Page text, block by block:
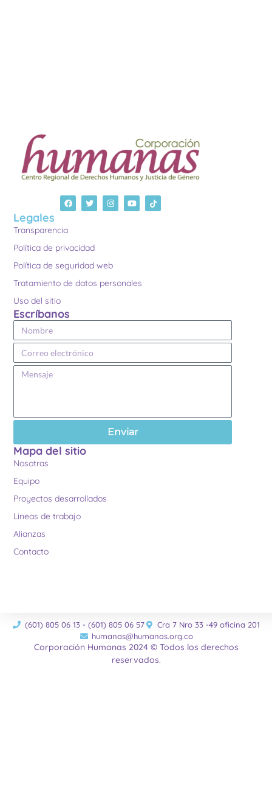
Legales
Transparencia
Política de privacidad
Política de seguridad web
Tratamiento de datos personales
Uso del sitio
Escríbanos
Enviar
Mapa del sitio
Nosotras
Equipo
Proyectos desarrollados
Lineas de trabajo
Alianzas
Contacto
(601) 805 06 13 - (601) 805 06 57
Cra 7 Nro 33 -49 oficina 201
humanas@humanas.org.co
Corporación Humanas 2024 © Todos los derechos
reservados.